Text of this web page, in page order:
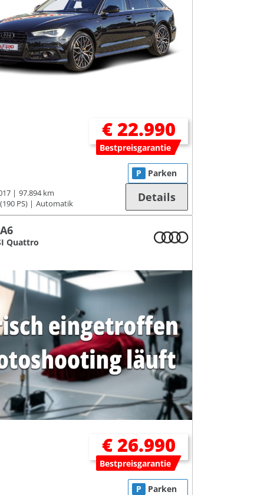
€ 22.990
Bestpreisgarantie
97.894 km
PS)
Automatik
P Parken
Details
Quattro
€ 26.990
Bestpreisgarantie
P Parken